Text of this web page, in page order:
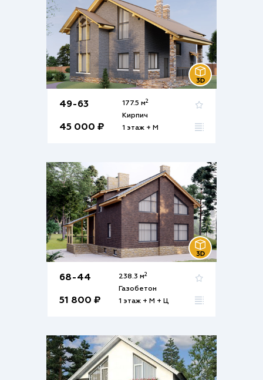
49-63
45 000 ₽
177.5 м2
Кирпич
1 этаж + М
68-44
51 800 ₽
238.3 м2
Газобетон
1 этаж + М + Ц